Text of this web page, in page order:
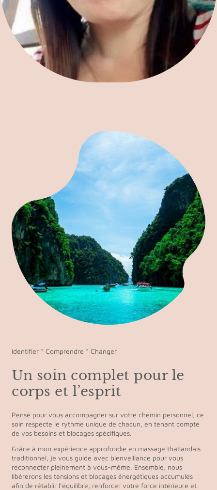
Identifier * Comprendre * Changer
Un soin complet pour le
corps et l’esprit
Pensé pour vous accompagner sur votre chemin personnel, ce
soin respecte le rythme unique de chacun, en tenant compte
de vos besoins et blocages spécifiques.
Grâce à mon expérience approfondie en massage thaïlandais
traditionnel, je vous guide avec bienveillance pour vous
reconnecter pleinement à vous-même. Ensemble, nous
libérerons les tensions et blocages énergétiques accumulés
afin de rétablir l’équilibre, renforcer votre force intérieure et